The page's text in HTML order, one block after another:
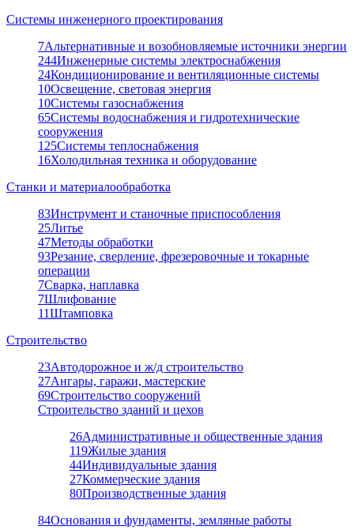
Системы инженерного проектирования
7Альтернативные и возобновляемые источники энергии
244Инженерные системы электроснабжения
24Кондиционирование и вентиляционные системы
10Освещение, световая энергия
10Системы газоснабжения
65Системы водоснабжения и гидротехнические
сооружения
125Системы теплоснабжения
16Холодильная техника и оборудование
Станки и материалообработка
83Инструмент и станочные приспособления
25Литье
47Методы обработки
93Резание, сверление, фрезеровочные и токарные
операции
7Сварка, наплавка
7Шлифование
11Штамповка
Строительство
23Автодорожное и ж/д строительство
27Ангары, гаражи, мастерские
69Строительство сооружений
Строительство зданий и цехов
26Административные и общественные здания
119Жилые здания
44Индивидуальные здания
27Коммерческие здания
80Производственные здания
84Основания и фундаменты, земляные работы